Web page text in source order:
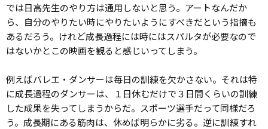
では日高先生のやり方は通用しないと思う。アートなんだか
ら、自分のやりたい時にやりたいようにすべきだという指摘も
あるだろう。けれど成長過程には時にはスパルタが必要なので
はないかとこの映画を観ると感じいってしまう。
例えばバレエ・ダンサーは毎日の訓練を欠かさない。それは特
に成長過程のダンサーは、１日休むだけで３日間くらいの訓練
した成果を失ってしまうからだ。スポーツ選手だって同様だろ
う。成長期にある筋肉は、休めば明らかに劣る。逆に訓練すれ